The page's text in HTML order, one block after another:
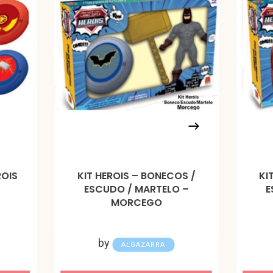
KIT HEROIS – BONECOS /
ESCUDO / MARTELO –
MORCEGO
by ALGAZARRA